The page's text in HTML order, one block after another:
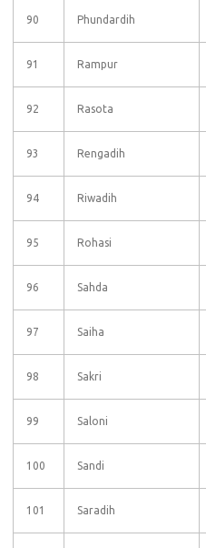
90 Phundardih
91 Rampur
92 Rasota
93 Rengadih
94 Riwadih
95 Rohasi
96 Sahda
97 Saiha
98 Sakri
99 Saloni
100 Sandi
101 Saradih